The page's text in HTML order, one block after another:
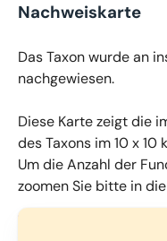
Nachweiskarte
Das Taxon wurde an
nachgewiesen.
Diese Karte zeigt die
des Taxons im 10 x 10
Um die Anzahl der
zoomen Sie bitte in
© OpenMapTiles